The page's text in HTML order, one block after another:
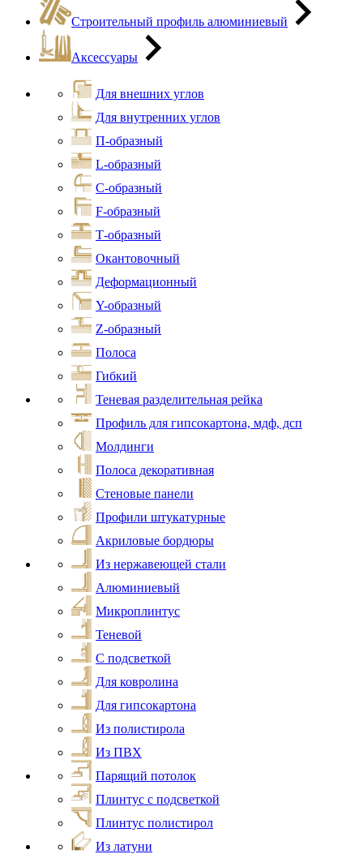
Строительный профиль алюминиевый
Аксессуары
Для внешних углов
Для внутренних углов
П-образный
L-образный
С-образный
F-образный
Т-образный
Окантовочный
Деформационный
Y-образный
Z-образный
Полоса
Гибкий
Теневая разделительная рейка
Профиль для гипсокартона, мдф, дсп
Молдинги
Полоса декоративная
Стеновые панели
Профили штукатурные
Акриловые бордюры
Из нержавеющей стали
Алюминиевый
Микроплинтус
Теневой
С подсветкой
Для ковролина
Для гипсокартона
Из полистирола
Из ПВХ
Парящий потолок
Плинтус с подсветкой
Плинтус полистирол
Из латуни